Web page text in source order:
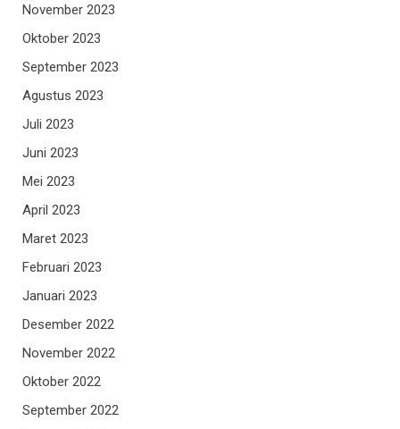
November 2023
Oktober 2023
September 2023
Agustus 2023
Juli 2023
Juni 2023
Mei 2023
April 2023
Maret 2023
Februari 2023
Januari 2023
Desember 2022
November 2022
Oktober 2022
September 2022